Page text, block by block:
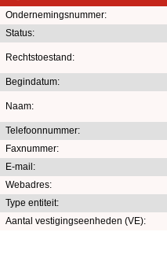
Ondernemingsnummer:
Status:
Rechtstoestand:
Begindatum:
Naam:
Telefoonnummer:
Faxnummer:
E-mail:
Webadres:
Type entiteit:
Aantal vestigingseenheden (VE):